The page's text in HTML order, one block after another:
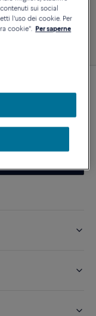
Woman
sui social
l'uso dei cookie. Per
cookie". Per saperne